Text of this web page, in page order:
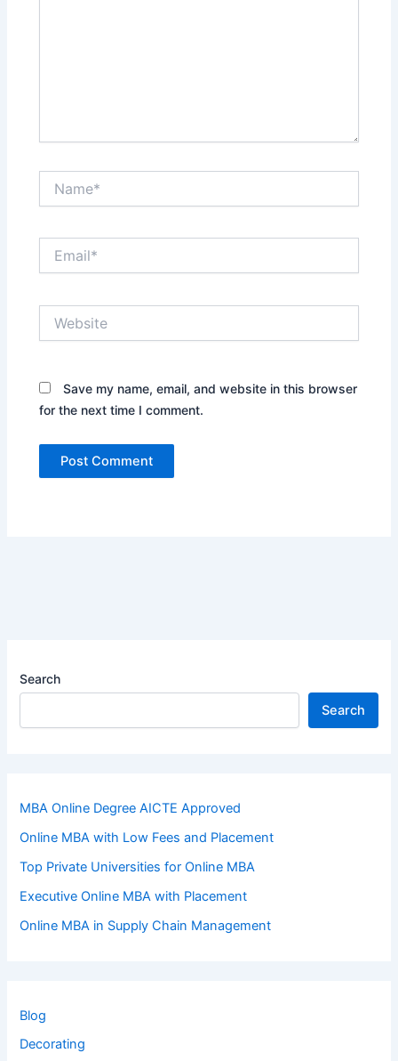
Save my name, email, and website in this browser
for the next time I comment.
Search
Search
MBA Online Degree AICTE Approved
Online MBA with Low Fees and Placement
Top Private Universities for Online MBA
Executive Online MBA with Placement
Online MBA in Supply Chain Management
Blog
Decorating